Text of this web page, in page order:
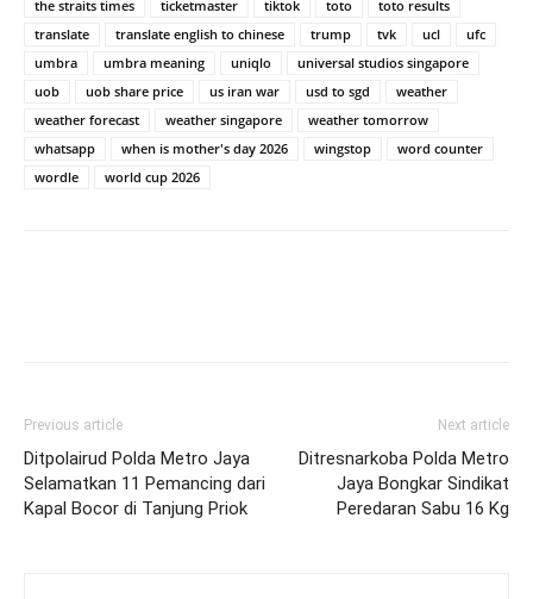
the straits times ticketmaster tiktok toto
toto results
translate
translate english to chinese trump tvk ucl
ufc
umbra
umbra meaning uniqlo
universal studios singapore
uob
uob share price us iran war usd to sgd
weather
weather forecast
weather singapore
weather tomorrow
whatsapp
when is mother's day 2026 wingstop
word counter
wordle
world cup 2026
Previous article
Ditpolairud Polda Metro Jaya
Selamatkan 11 Pemancing dari
Kapal Bocor di Tanjung Priok
Next article
Ditresnarkoba Polda Metro
Jaya Bongkar Sindikat
Peredaran Sabu 16 Kg